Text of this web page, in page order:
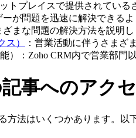
トプレイスで提供されてい
ーが問題を迅速に解決できる
ざまな問題の解決方法を説明
ス）
：営業活動に伴うさまざ
能）：Zoho CRM内で営業部門
事へのアク
方法はいくつかあります。以